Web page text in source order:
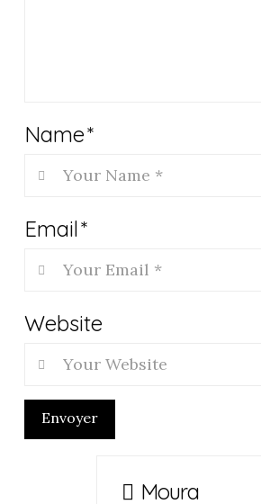
Name*
Email*
Website
Envoyer
Moura